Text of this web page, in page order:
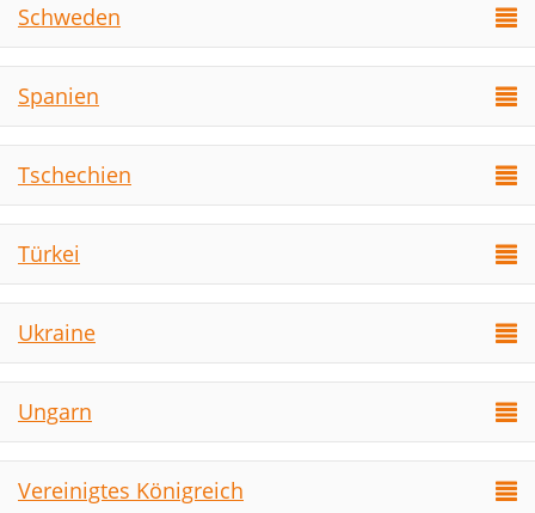
Schweden
Spanien
Tschechien
Türkei
Ukraine
Ungarn
Vereinigtes Königreich